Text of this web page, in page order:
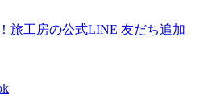
旅工房の公式LINE 友だち追加